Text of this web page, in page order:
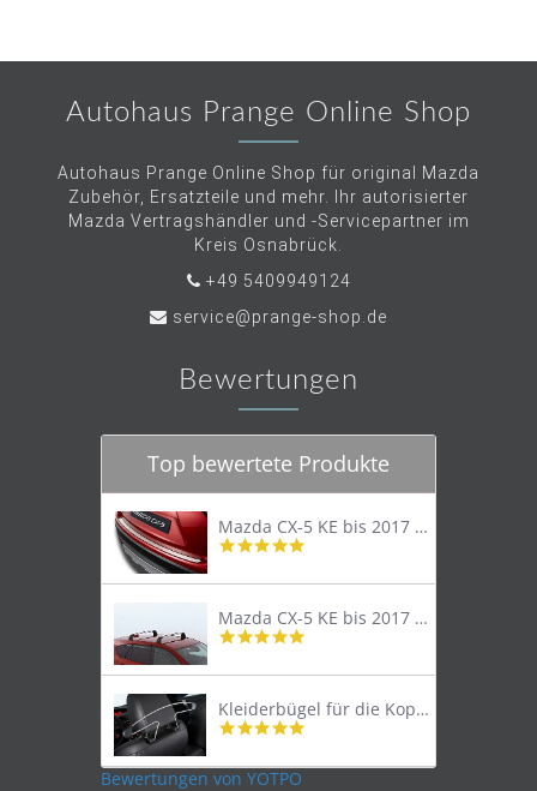
Autohaus Prange Online Shop
Autohaus Prange Online Shop für original Mazda
Zubehör, Ersatzteile und mehr. Ihr autorisierter
Mazda Vertragshändler und -Servicepartner im
Kreis Osnabrück.
+49 5409949124
service@prange-shop.de
Bewertungen
Top bewertete Produkte
Mazda CX-5 KE bis 2017 Trittschutzleiste Edelstahl original
4.8
rating
Mazda CX-5 KE bis 2017 Lastenträger Dachträger
4.9
rating
Kleiderbügel für die Kopfstütze
4.9
rating
Bewertungen von YOTPO